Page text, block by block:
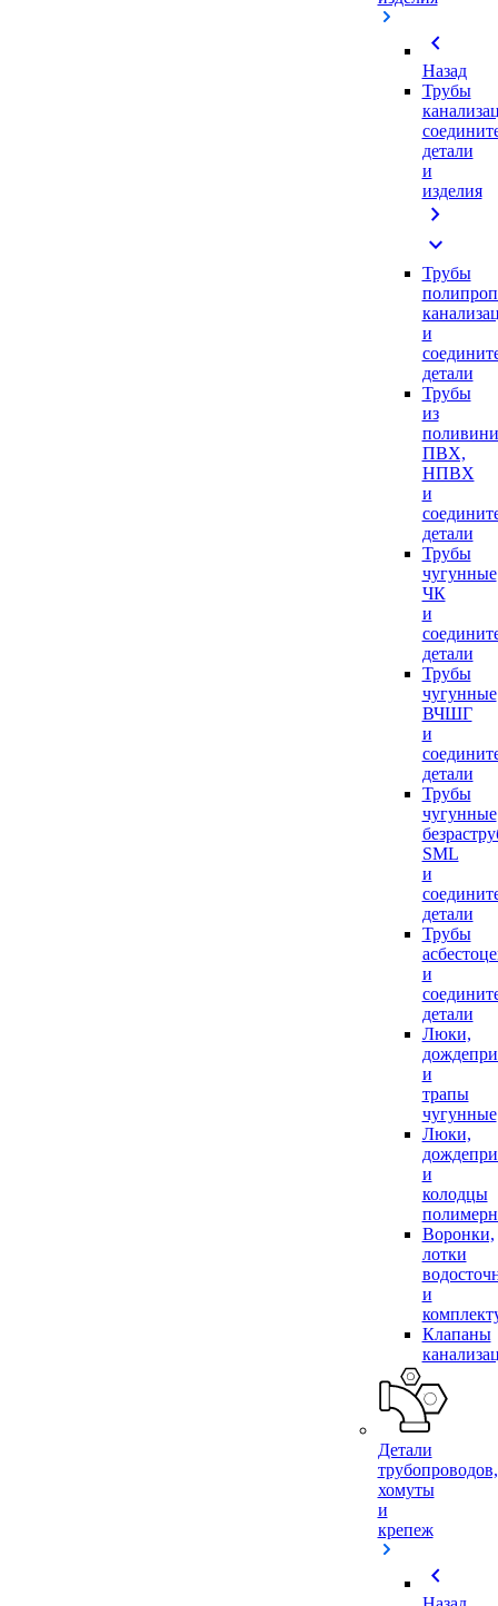
chevron_left
Назад
Трубы
детали
и
изделия
chevron_right
expand_more
Трубы
и
детали
Трубы
из
ПВХ,
НПВХ
и
детали
Трубы
чугунные
ЧК
и
детали
Трубы
чугунные
ВЧШГ
и
детали
Трубы
чугунные
SML
и
детали
Трубы
и
детали
Люки,
и
трапы
чугунные
Люки,
и
колодцы
Воронки,
лотки
и
Клапаны
Детали
трубопроводов,
хомуты
и
крепеж
chevron_left